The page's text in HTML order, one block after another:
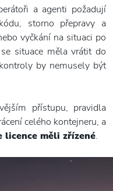
a agenti požadují
storno přepravy a
vyčkání na situaci po
situace měla vrátit do
by nemusely být
přístupu, pravidla
celého kontejneru, a
licence měli zřízené.